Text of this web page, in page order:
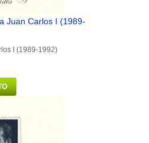
Juan Carlos I (1989-
I (1989-1992)